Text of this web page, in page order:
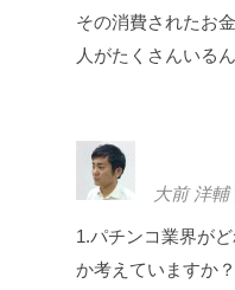
その消費されたお
人がたくさんいる
大前 洋輔
1.パチンコ業界が
か考えていますか